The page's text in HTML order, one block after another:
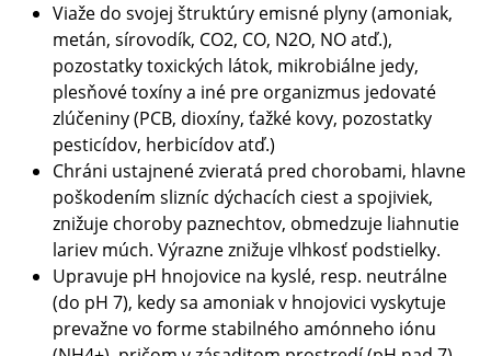
Viaže do svojej štruktúry emisné plyny (amoniak,
metán, sírovodík, CO2, CO, N2O, NO atď.),
pozostatky toxických látok, mikrobiálne jedy,
plesňové toxíny a iné pre organizmus jedovaté
zlúčeniny (PCB, dioxíny, ťažké kovy, pozostatky
pesticídov, herbicídov atď.)
Chráni ustajnené zvieratá pred chorobami, hlavne
poškodením slizníc dýchacích ciest a spojiviek,
znižuje choroby paznechtov, obmedzuje liahnutie
lariev múch. Výrazne znižuje vlhkosť podstielky.
Upravuje pH hnojovice na kyslé, resp. neutrálne
(do pH 7), kedy sa amoniak v hnojovici vyskytuje
prevažne vo forme stabilného amónneho iónu